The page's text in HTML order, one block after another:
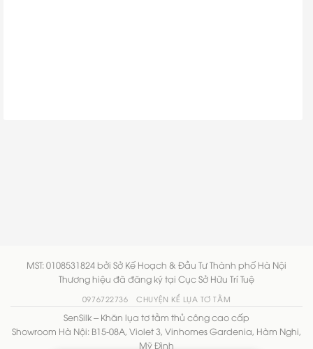
MST: 0108531824 bởi Sở Kế Hoạch & Đầu Tư Thành phố Hà Nội
Thương hiệu đã đăng ký tại Cục Sở Hữu Trí Tuệ
0976722736 CHUYỆN KỂ LỤA TƠ TẰM
SenSilk – Khăn lụa tơ tằm thủ công cao cấp
Showroom Hà Nội: B15-08A, Violet 3, Vinhomes Gardenia, Hàm Nghi,
Mỹ Đình